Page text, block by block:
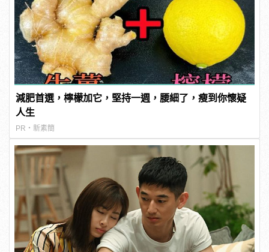
減肥首選，檸檬加它，堅持一週，腰細了，瘦到你懷疑
人生
PR・新素簡